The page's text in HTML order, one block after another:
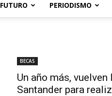
PERIODISMO
BECAS
Un año más,
Santander para